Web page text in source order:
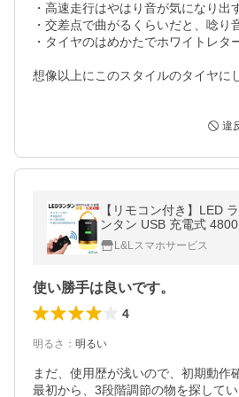
・高速走行はやはり音が気になり出
・交差点で曲がるくらいだと、唸り
・タイヤのはめかたでホワイトレタ
想像以上にこのスタイルのタイヤに
違
【リモコン付き】LED
ンタン USB 充電式
灯 照明ライト 3つ点灯
ネット式 IPX-6防水＆防塵
L&Lスマホサービス
使い勝手は良いです。
4
明るさ ： 明るい
まだ、使用歴が浅いので、初期動作
最初から、3段階調節の物を探してい